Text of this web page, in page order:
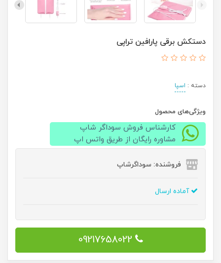
دستکش برقی پارافین تراپی
دسته : اسپا
ویژگی‌های محصول
کارشناس فروش سوداگر شاپ
مشاوره رایگان از طریق واتس اپ
فروشنده: سوداگرشاپ
آماده ارسال
09217658022